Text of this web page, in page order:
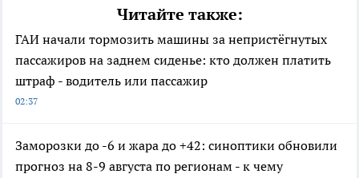
Читайте также:
ГАИ начали тормозить машины за непристёгнутых
пассажиров на заднем сиденье: кто должен платить
штраф - водитель или пассажир
02:37
Заморозки до -6 и жара до +42: синоптики обновили
прогноз на 8-9 августа по регионам - к чему